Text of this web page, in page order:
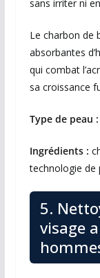
sans irriter ni
Le charbon de
absorbantes
qui combat
sa croissance
Type de peau :
Ingrédients :
technologie de
5.
visage